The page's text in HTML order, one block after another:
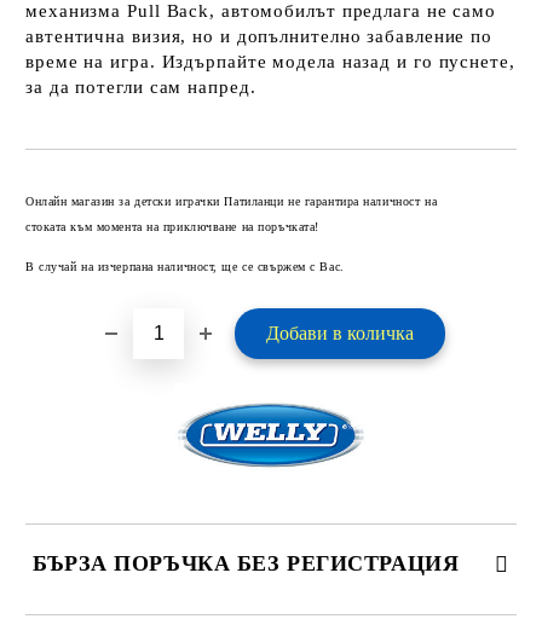
механизма Pull Back, автомобилът предлага не само
автентична визия, но и допълнително забавление по
време на игра. Издърпайте модела назад и го пуснете,
за да потегли сам напред.
Онлайн магазин за детски играчки Патиланци не гарантира наличност на
стоката към момента на приключване на поръчката!
В случай на изчерпана наличност, ще се свържем с Вас.
БЪРЗА ПОРЪЧКА БЕЗ РЕГИСТРАЦИЯ